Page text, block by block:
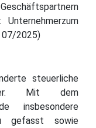
07/2025)
steuerliche
Mit dem
insbesondere
gefasst sowie